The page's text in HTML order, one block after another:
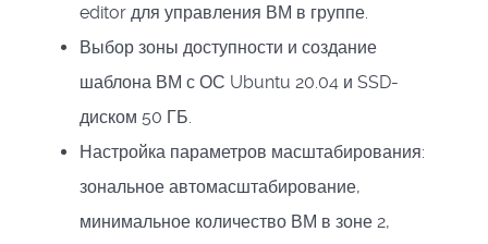
editor для управления ВМ в группе.
Выбор зоны доступности и создание
шаблона ВМ с ОС Ubuntu 20.04 и SSD-
диском 50 ГБ.
Настройка параметров масштабирования:
зональное автомасштабирование,
минимальное количество ВМ в зоне 2,